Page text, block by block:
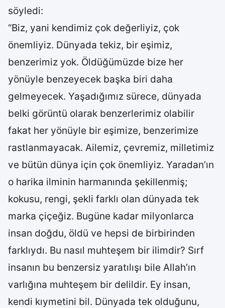
söyledi:
“Biz, yani kendimiz çok değerliyiz, çok
önemliyiz. Dünyada tekiz, bir eşimiz,
benzerimiz yok. Öldüğümüzde bize her
yönüyle benzeyecek başka biri daha
gelmeyecek. Yaşadığımız sürece, dünyada
belki görüntü olarak benzerlerimiz olabilir
fakat her yönüyle bir eşimize, benzerimize
rastlanmayacak. Ailemiz, çevremiz, milletimiz
ve bütün dünya için çok önemliyiz. Yaradan’ın
o harika ilminin harmanında şekillenmiş;
kokusu, rengi, şekli farklı olan dünyada tek
marka çiçeğiz. Bugüne kadar milyonlarca
insan doğdu, öldü ve hepsi de birbirinden
farklıydı. Bu nasıl muhteşem bir ilimdir? Sırf
insanın bu benzersiz yaratılışı bile Allah’ın
varlığına muhteşem bir delildir. Ey insan,
kendi kıymetini bil. Dünyada tek olduğunu,